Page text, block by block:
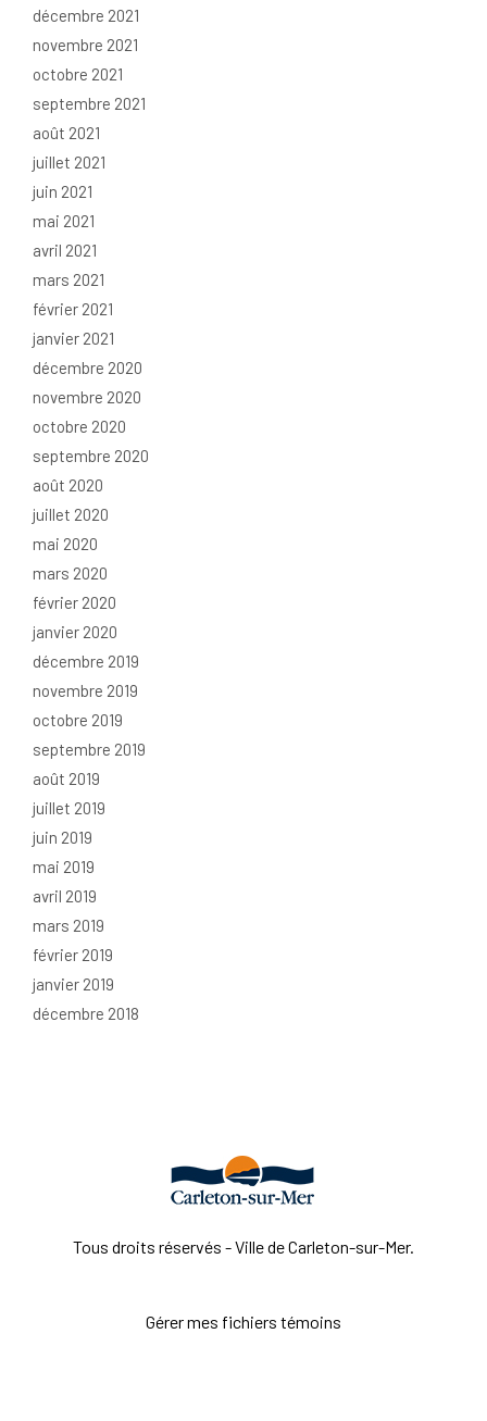
décembre 2021
novembre 2021
octobre 2021
septembre 2021
août 2021
juillet 2021
juin 2021
mai 2021
avril 2021
mars 2021
février 2021
janvier 2021
décembre 2020
novembre 2020
octobre 2020
septembre 2020
août 2020
juillet 2020
mai 2020
mars 2020
février 2020
janvier 2020
décembre 2019
novembre 2019
octobre 2019
septembre 2019
août 2019
juillet 2019
juin 2019
mai 2019
avril 2019
mars 2019
février 2019
janvier 2019
décembre 2018
Tous droits réservés - Ville de Carleton-sur-Mer.
Gérer mes fichiers témoins